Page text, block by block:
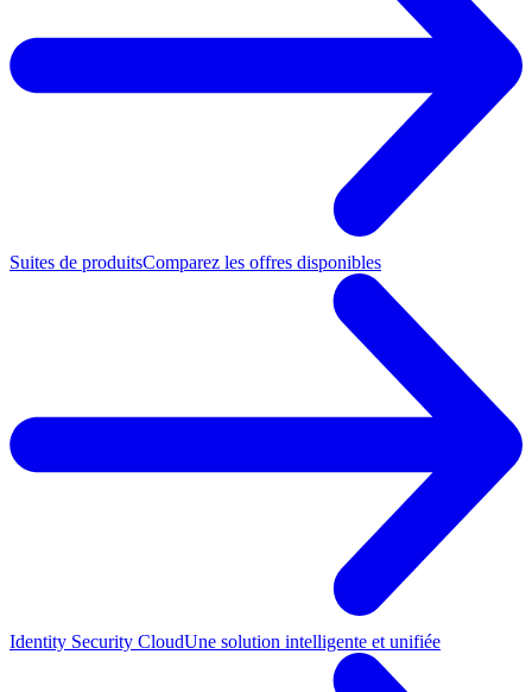
Suites de produitsComparez les offres disponibles
Identity Security CloudUne solution intelligente et unifiée